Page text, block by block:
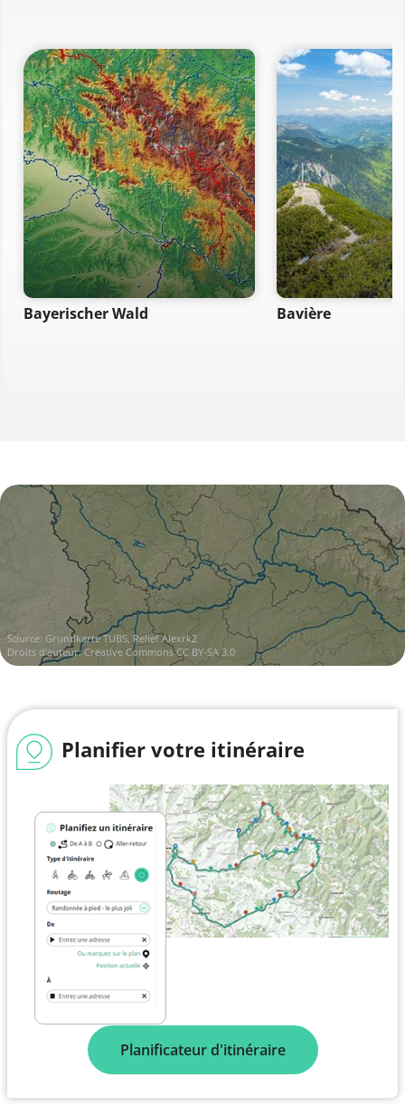
Bayerischer Wald Bavière
Source: Grundkarte TUBS, Relief Alexrk2
Droits d'auteur:Creative Commons CC BY-SA 3.0
Planifier votre itinéraire
Planificateur d'itinéraire